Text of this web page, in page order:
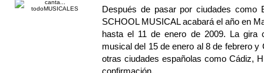
Después de pasar por ciudades como
SCHOOL MUSICAL acabará el año en
hasta el 11 de enero de 2009. La gira
musical del 15 de enero al 8 de febrero
otras ciudades españolas como Cádiz,
confirmación.